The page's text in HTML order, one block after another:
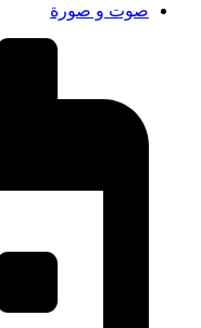
صوت و صورة